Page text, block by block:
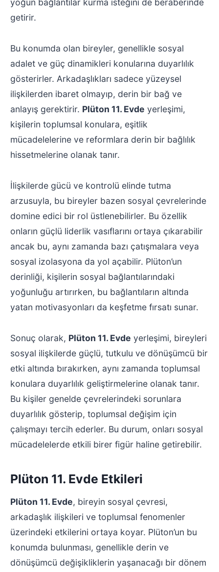
getirir.
Bu konumda olan bireyler, genellikle sosyal
adalet ve güç dinamikleri konularına duyarlılık
gösterirler. Arkadaşlıkları sadece yüzeysel
ilişkilerden ibaret olmayıp, derin bir bağ ve
anlayış gerektirir. Plüton 11. Evde yerleşimi,
kişilerin toplumsal konulara, eşitlik
mücadelelerine ve reformlara derin bir bağlılık
hissetmelerine olanak tanır.
İlişkilerde gücü ve kontrolü elinde tutma
arzusuyla, bu bireyler bazen sosyal çevrelerinde
domine edici bir rol üstlenebilirler. Bu özellik
onların güçlü liderlik vasıflarını ortaya çıkarabilir
ancak bu, aynı zamanda bazı çatışmalara veya
sosyal izolasyona da yol açabilir. Plüton’un
derinliği, kişilerin sosyal bağlantılarındaki
yoğunluğu artırırken, bu bağlantıların altında
yatan motivasyonları da keşfetme fırsatı sunar.
Sonuç olarak, Plüton 11. Evde yerleşimi, bireyleri
sosyal ilişkilerde güçlü, tutkulu ve dönüşümcü bir
etki altında bırakırken, aynı zamanda toplumsal
konulara duyarlılık geliştirmelerine olanak tanır.
Bu kişiler genelde çevrelerindeki sorunlara
duyarlılık gösterip, toplumsal değişim için
çalışmayı tercih ederler. Bu durum, onları sosyal
mücadelelerde etkili birer figür haline getirebilir.
Plüton 11. Evde Etkileri
Plüton 11. Evde, bireyin sosyal çevresi,
arkadaşlık ilişkileri ve toplumsal fenomenler
üzerindeki etkilerini ortaya koyar. Plüton’un bu
konumda bulunması, genellikle derin ve
dönüşümcü değişikliklerin yaşanacağı bir dönem